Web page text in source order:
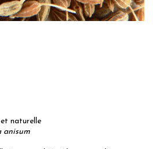
et naturelle
anisum